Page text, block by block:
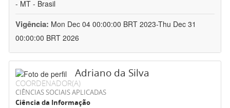
- MT - Brasil
Vigência: Mon Dec 04 00:00:00 BRT 2023-Thu Dec 31
00:00:00 BRT 2026
Adriano da Silva
COORDENADOR(A)
CIÊNCIAS SOCIAIS APLICADAS
Ciência da Informação